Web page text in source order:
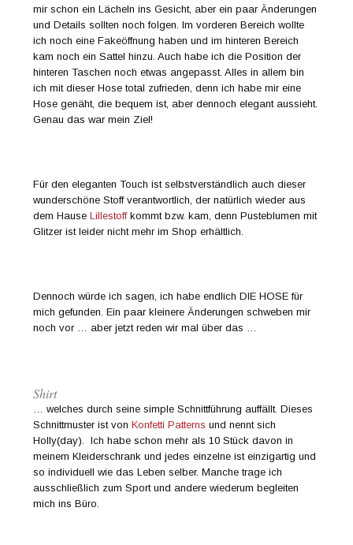
mir schon ein Lächeln ins Gesicht, aber ein paar Änderungen
und Details sollten noch folgen. Im vorderen Bereich wollte
ich noch eine Fakeöffnung haben und im hinteren Bereich
kam noch ein Sattel hinzu. Auch habe ich die Position der
hinteren Taschen noch etwas angepasst. Alles in allem bin
ich mit dieser Hose total zufrieden, denn ich habe mir eine
Hose genäht, die bequem ist, aber dennoch elegant aussieht.
Genau das war mein Ziel!
Für den eleganten Touch ist selbstverständlich auch dieser
wunderschöne Stoff verantwortlich, der natürlich wieder aus
dem HauseLillestoffkommt bzw. kam, denn Pusteblumen mit
Glitzer ist leider nicht mehr im Shop erhältlich.
Dennoch würde ich sagen, ich habe endlich DIE HOSE für
mich gefunden. Ein paar kleinere Änderungen schweben mir
noch vor … aber jetzt reden wir mal über das …
Shirt
… welches durch seine simple Schnittführung auffällt. Dieses
Schnittmuster ist vonKonfetti Patterns und nennt sich
Holly(day). Ich habe schon mehr als 10 Stück davon in
meinem Kleiderschrank und jedes einzelne ist einzigartig und
so individuell wie das Leben selber. Manche trage ich
ausschließlich zum Sport und andere wiederum begleiten
mich ins Büro.